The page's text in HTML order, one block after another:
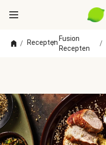
/ Recepten
/
Fusion
Recepten
/